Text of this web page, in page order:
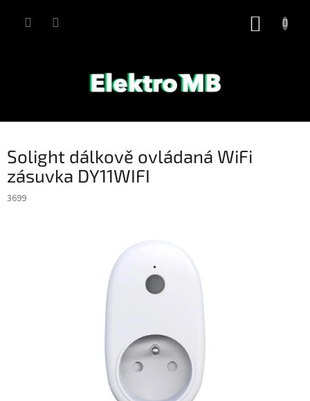
Solight dálkově ovládaná WiFi
zásuvka DY11WIFI
3699